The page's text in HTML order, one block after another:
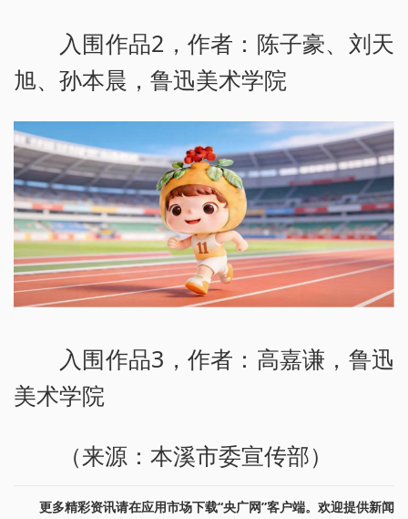
入围作品2，作者：陈子豪、刘天
旭、孙本晨，鲁迅美术学院
入围作品3，作者：高嘉谦，鲁迅
美术学院
（来源：本溪市委宣传部）
更多精彩资讯请在应用市场下载“央广网”客户端。欢迎提供新闻